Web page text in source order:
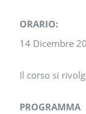
ORARIO:
14 Dicembre
Il corso si
PROGRAMMA